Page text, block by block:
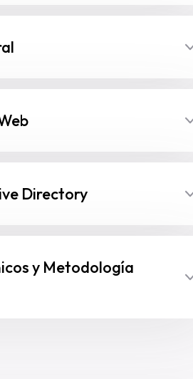
Directory
y Metodología